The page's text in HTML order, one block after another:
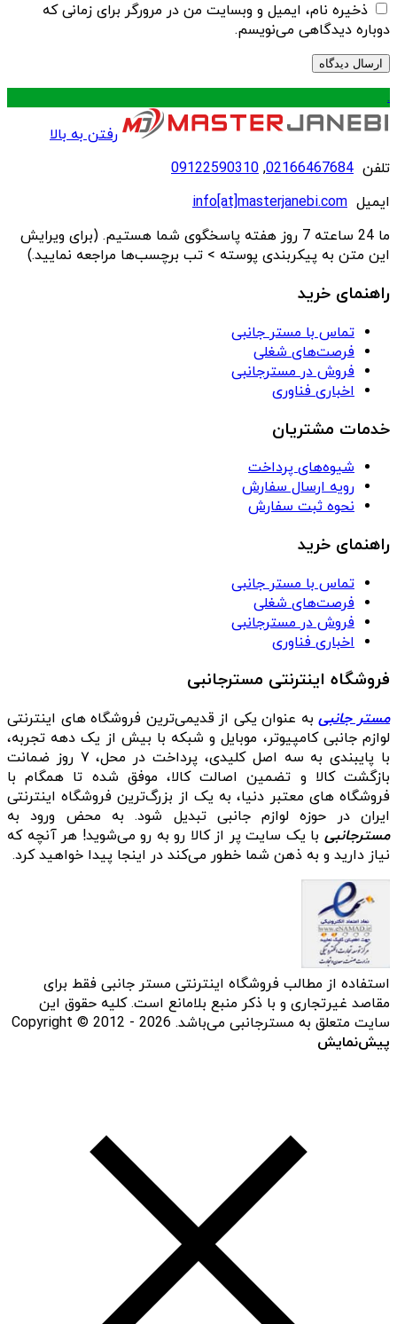
ذخیره نام، ایمیل و وبسایت من در مرورگر برای زمانی که
دوباره دیدگاهی می‌نویسم.
.
رفتن به بالا
تلفن 02166467684
,
09122590310
ایمیل info[at]masterjanebi.com
ما 24 ساعته 7 روز هفته پاسخگوی شما هستیم. (برای ویرایش
این متن به پیکربندی پوسته > تب برچسب‌ها مراجعه نمایید.)
راهنمای خرید
تماس با مستر جانبی
فرصت‌های شغلی
فروش در مسترجانبی
اخباری فناوری
خدمات مشتریان
شیوه‌های پرداخت
رویه ارسال سفارش
نحوه ثبت سفارش
راهنمای خرید
تماس با مستر جانبی
فرصت‌های شغلی
فروش در مسترجانبی
اخباری فناوری
فروشگاه اینترنتی مسترجانبی
مستر جانبیبه عنوان یکی از قدیمی‌ترین فروشگاه های اینترنتی
لوازم جانبی کامپیوتر، موبایل و شبکه با بیش از یک دهه تجربه،
با پایبندی به سه اصل کلیدی، پرداخت در محل، ۷ روز ضمانت
بازگشت کالا و تضمین اصالت کالا، موفق شده تا همگام با
فروشگاه‌ های معتبر دنیا، به یک از بزرگ‌ترین فروشگاه اینترنتی
ایران در حوزه لوازم جانبی تبدیل شود. به محض ورود به
مسترجانبی با یک سایت پر از کالا رو به رو می‌شوید! هر آنچه که
نیاز دارید و به ذهن شما خطور می‌کند در اینجا پیدا خواهید کرد.
استفاده از مطالب فروشگاه اینترنتی مستر جانبی فقط برای
مقاصد غیرتجاری و با ذکر منبع بلامانع است. کلیه حقوق این
سایت متعلق به مسترجانبی می‌باشد. Copyright © 2012 - 2026
پیش‌نمایش